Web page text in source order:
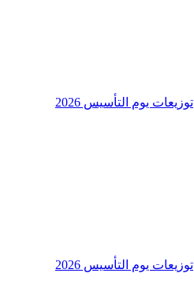
توزيعات يوم التأسيس 2026
توزيعات يوم التأسيس 2026